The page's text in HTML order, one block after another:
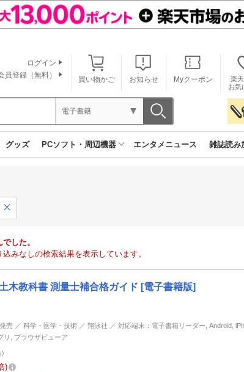
買い物かご お知らせ Myクーポン
楽
お気
ログイン
員登録（無料）
電子書籍
グッズ PCソフト・周辺機器 エンタメニュース 雑誌読み
した。
みなしの検索結果を表示しています。
木教科書 測量士補合格ガイド [電子書籍版]
売 ／ 科学・医学・技術 ／ 翔泳社 ／ 対応端末：電子書籍リーダー, Android,
リ, ブラウザビューア
)